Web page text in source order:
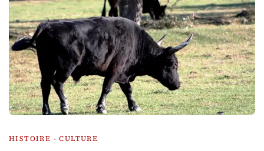
HISTOIRE - CULTURE